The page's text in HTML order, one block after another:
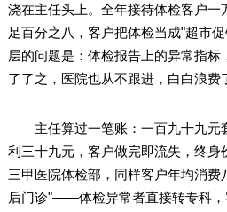
浇在主任头上。全年接待体检客户一
足百分之八，客户把体检当成"超市
层的问题是：体检报告上的异常指
了了之，医院也从不跟进，白白浪费
主任算过一笔账：一百九十九元
利三十九元，客户做完即流失，终身
三甲医院体检部，同样客户年均消
后门诊"——体检异常者直接转专科，